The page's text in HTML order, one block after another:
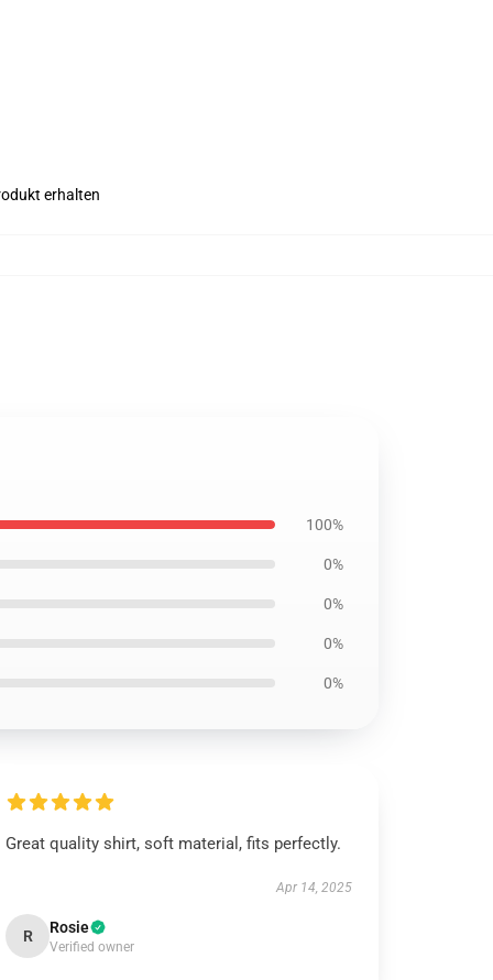
erhalten
100%
0%
0%
0%
0%
Great quality shirt, soft material, fits perfectly.
Apr 14, 2025
R Rosie
Verified owner